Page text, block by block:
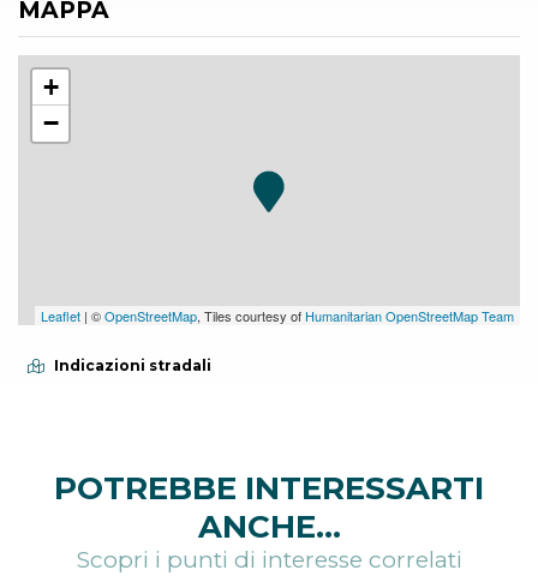
MAPPA
+
−
Leaflet | ©OpenStreetMap, Tiles courtesy of Humanitarian OpenStreetMap Team
Indicazioni stradali
POTREBBE INTERESSARTI
ANCHE...
Scopri i punti di interesse correlati